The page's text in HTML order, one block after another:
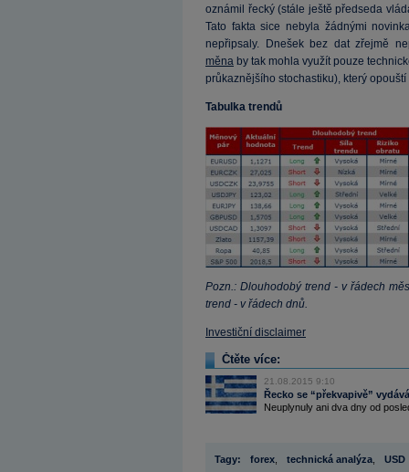
oznámil řecký (stále ještě předseda
Tato fakta sice nebyla žádnými
nepřipsaly. Dnešek bez dat zřejmě
měna by tak mohla využít pouze
průkaznějšího stochastiku), který
Tabulka trendů
Pozn.: Dlouhodobý trend - v řádech
trend - v řádech dnů.
Investiční disclaimer
Čtěte více:
21.08.2015 9:10
Řecko se “překvapivě”
Neuplynuly ani dva dny od
Tagy: forex technická analýza USD